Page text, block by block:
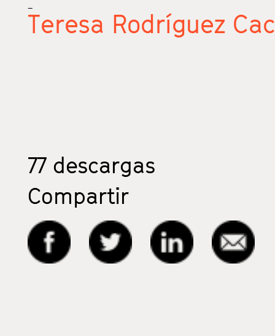
_
Teresa Rodríguez
77 descargas
Compartir